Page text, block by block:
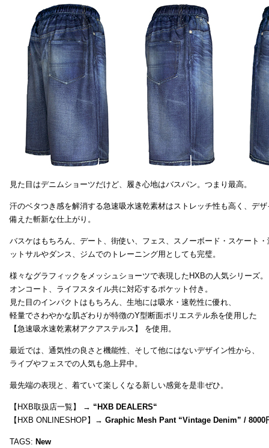
見た目はデニムショーツだけど、履き心地はバスパン。つまり最高。
汗のベタつき感を解消する急速吸水速乾素材はストレッチ性も高く、デ
備えた斬新な仕上がり。
バスケはもちろん、デート、街使い、フェス、スノーボード・スケート
ットサルやダンス、ジムでのトレーニング用としても完璧。
様々なグラフィックをメッシュショーツで表現したHXBの人気シリーズ。
オンコート、ライフスタイル共に対応するポケット付き。
見た目のインパクトはもちろん、生地には吸水・速乾性に優れ、
軽量でさわやかな肌ざわりが特徴のY型断面ポリエステル糸を使用した
【急速吸水速乾素材アクアステルス】 を使用。
最近では、通気性の良さと機能性、そして他にはないデザイン性から、
ライブやフェスでの人気も急上昇中。
最先端の表現と、着ていて楽しくなる新しい感覚を是非ぜひ。
【HXB取扱店一覧】 → “HXB DEALERS“
【HXB ONLINESHOP】→ Graphic Mesh Pant “Vintage Denim” / 8000
TAGS: New